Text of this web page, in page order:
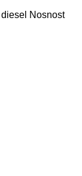
diesel Nosnost